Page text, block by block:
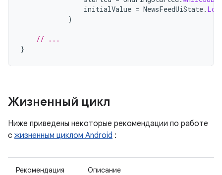
initialValue = NewsFeedUiState.
)
// ...
}
Жизненный цикл
Ниже приведены некоторые рекомендации по работе
с жизненным циклом Android :
Рекомендация Описание